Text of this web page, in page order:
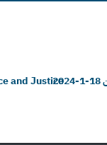
and Justice